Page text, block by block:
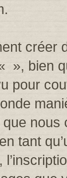
créer
», bien
pour
nous
tant